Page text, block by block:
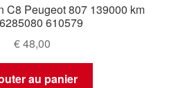
C8 Peugeot 807 139000 km
610579
€48,00
au panier